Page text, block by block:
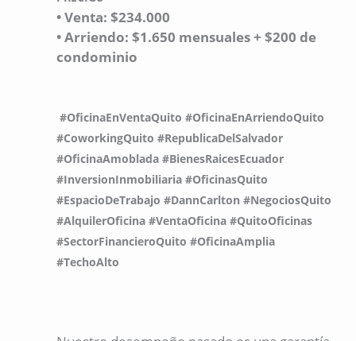
• Venta: $234.000
• Arriendo: $1.650 mensuales + $200 de
condominio
#OficinaEnVentaQuito #OficinaEnArriendoQuito
#CoworkingQuito #RepublicaDelSalvador
#OficinaAmoblada #BienesRaicesEcuador
#InversionInmobiliaria #OficinasQuito
#EspacioDeTrabajo #DannCarlton #NegociosQuito
#AlquilerOficina #VentaOficina #QuitoOficinas
#SectorFinancieroQuito #OficinaAmplia
#TechoAlto